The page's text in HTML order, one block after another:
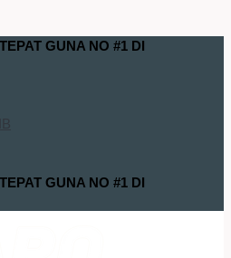
GUNA NO #1 DI
GUNA NO #1 DI